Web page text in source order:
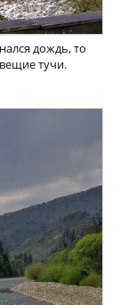
дождь, то
тучи.